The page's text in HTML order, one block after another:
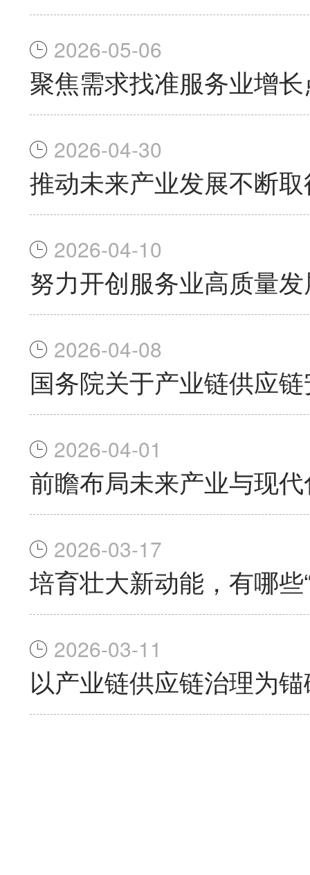
2026-05-06
聚焦需求找准服务业增
2026-04-30
推动未来产业发展不断
2026-04-10
努力开创服务业高质量
2026-04-08
国务院关于产业链供应
2026-04-01
前瞻布局未来产业与现
2026-03-17
培育壮大新动能，有哪些
2026-03-11
以产业链供应链治理为